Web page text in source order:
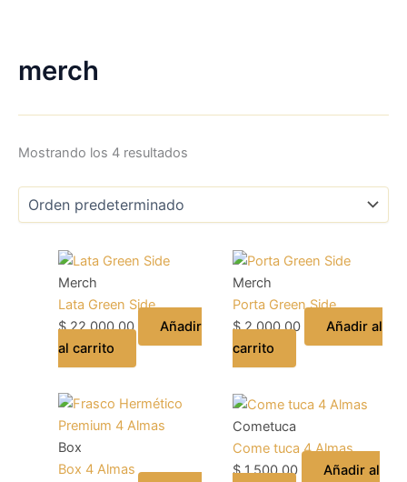
merch
Mostrando los 4 resultados
Merch
Lata Green Side
$22.000,00
Añadir
al carrito
Merch
Porta Green Side
$2.000,00
Añadir al
carrito
Box
Box 4 Almas
Cometuca
Come tuca 4 Almas
$1.500,00 Añadir al